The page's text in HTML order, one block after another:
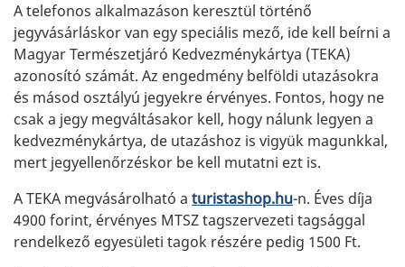
A telefonos alkalmazáson keresztül történő
jegyvásárláskor van egy speciális mező, ide kell beírni a
Magyar Természetjáró Kedvezménykártya (TEKA)
azonosító számát. Az engedmény belföldi utazásokra
és másod osztályú jegyekre érvényes. Fontos, hogy ne
csak a jegy megváltásakor kell, hogy nálunk legyen a
kedvezménykártya, de utazáshoz is vigyük magunkkal,
mert jegyellenőrzéskor be kell mutatni ezt is.
A TEKA megvásárolható a turistashop.hu-n. Éves díja
4900 forint, érvényes MTSZ tagszervezeti tagsággal
rendelkező egyesületi tagok részére pedig 1500 Ft.